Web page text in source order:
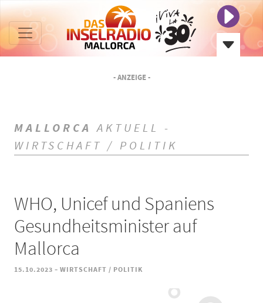
- ANZEIGE -
MALLORCA AKTUELL -
WIRTSCHAFT / POLITIK
WHO, Unicef und Spaniens
Gesundheitsminister auf
Mallorca
15.10.2023 - WIRTSCHAFT / POLITIK